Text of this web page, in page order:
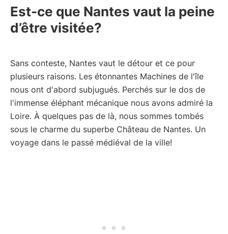
Est-ce que Nantes vaut la peine
d’être visitée?
Sans conteste, Nantes vaut le détour et ce pour
plusieurs raisons. Les étonnantes Machines de l'île
nous ont d'abord subjugués. Perchés sur le dos de
l'immense éléphant mécanique nous avons admiré la
Loire. À quelques pas de là, nous sommes tombés
sous le charme du superbe Château de Nantes. Un
voyage dans le passé médiéval de la ville!